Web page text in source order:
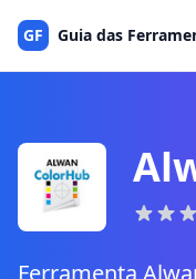
GF Guia das
Ferramenta